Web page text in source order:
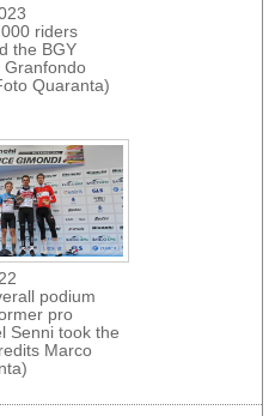
riders
the BGY
Granfondo
Quaranta)
podium
pro
Senni took the
Marco